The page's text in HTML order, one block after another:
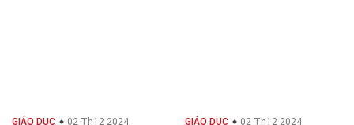
GIÁO DỤC 02 Th12 2024 GIÁO DỤC 02 Th12 2024